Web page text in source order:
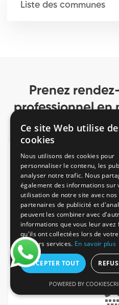
Liste des communes
Prenez
professionnel
Via
Site
* numéro
prix d’un
Ce site Web utilise
cookies
Nous utilisons des cookies pour
personnaliser le contenu, les
analyser notre trafic. Nous
également des informations sur
utilisation de notre site avec nos
partenaires de publicité et
peuvent les combiner avec
informations que vous leur avez
qu'ils ont collectées lors de
de leurs services. En savoir plus
ACCEPTER TOUT
POWERED BY